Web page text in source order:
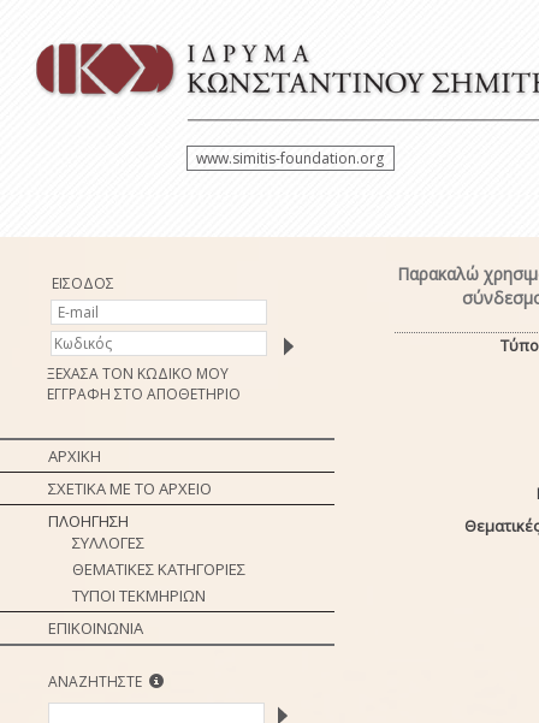
www.simitis-foundation.org
ΕΙΣΟΔΟΣ
ΞΕΧΑΣΑ ΤΟΝ ΚΩΔΙΚΟ ΜΟΥ
ΕΓΓΡΑΦΗ ΣΤΟ ΑΠΟΘΕΤΗΡΙΟ
ΑΡΧΙΚΗ
ΣΧΕΤΙΚΑ ΜΕ ΤΟ ΑΡΧΕΙΟ
ΠΛΟΗΓΗΣΗ
ΣΥΛΛΟΓΕΣ
ΘΕΜΑΤΙΚΕΣ ΚΑΤΗΓΟΡΙΕΣ
ΤΥΠΟΙ ΤΕΚΜΗΡΙΩΝ
ΕΠΙΚΟΙΝΩΝΙΑ
ΑΝΑΖΗΤΗΣΤΕ
Παρακαλώ